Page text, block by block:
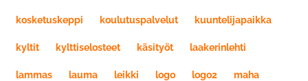
kosketuskeppi koulutuspalvelut kuuntelijapaikka
kyltit kylttiselosteet käsityöt laakerinlehti
lammas lauma leikki logo logo2 maha